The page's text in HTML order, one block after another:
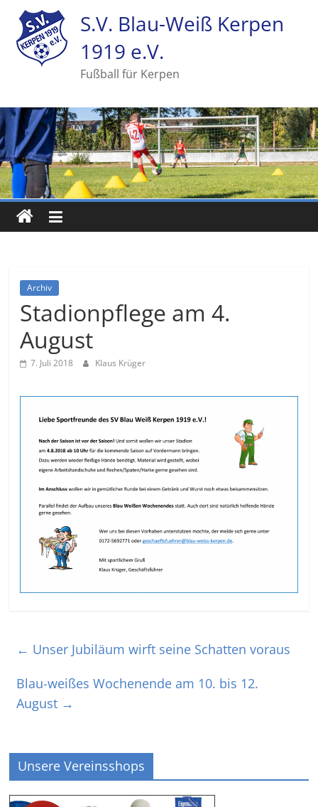
S.V. Blau-Weiß Kerpen
1919 e.V.
Fußball für Kerpen
Archiv
Stadionpflege am 4.
August
7. Juli 2018 Klaus Krüger
← Unser Jubiläum wirft seine Schatten voraus
Blau-weißes Wochenende am 10. bis 12.
August →
Unsere Vereinsshops